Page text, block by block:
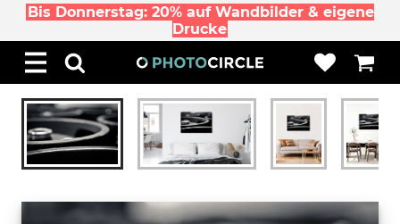
Bis Donnerstag: 20% auf Wandbilder & eigene
Drucke